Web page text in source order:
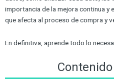
importancia de la mejora continua y
que afecta al proceso de compra y
En definitiva, aprende todo lo